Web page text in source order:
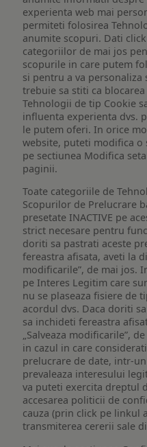
experienta web mai
permiteti folosirea
anumite scopuri. Dati
categoriilor de mai jos
scopurile in care putem
si pentru a va personaliza
trebuie sa stiti ca
Tehnologii de tip Cookie
influenta experienta dvs.
le putem oferi. In orice
website, puteti modifica
pe sectiunea Modifica
paginii.
Toate categoriile de
Scopurilor de Prelucrare
presetate INACTIVE pe
strict necesare pentru
doriti sa pastrati aceste
fereastra afisata, aveti la
modificarile”, de mai jos.
pe Interes Legitim care
nu se plaseaza fisiere de
acordul dvs. Daca doriti
sa inchideti fereastra
„Salveaza modificarile”,
in cazul in care
prelucrare de date, intr-
prevaleaza interesului
va puteti exercita dreptul
accesarea politicii de
cauza (prin click pe linkul
transmiterea cererii sale